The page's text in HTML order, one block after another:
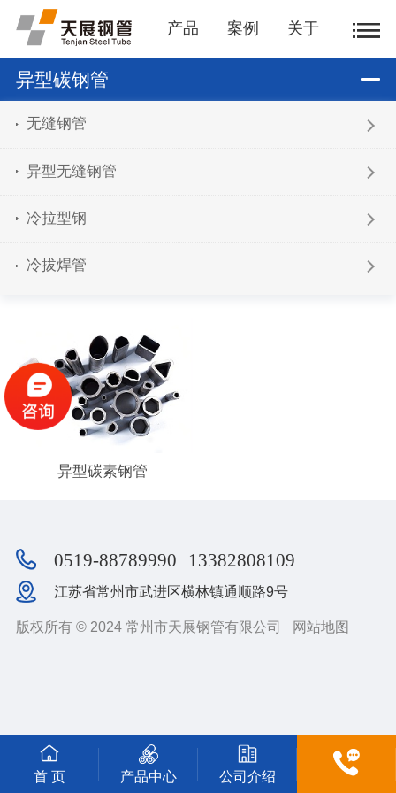
产品 案例 关于
异型碳钢管
无缝钢管
异型无缝钢管
冷拉型钢
冷拔焊管
异型碳素钢管
0519-88789990 13382808109
江苏省常州市武进区横林镇通顺路9号
版权所有 © 2024 常州市天展钢管有限公司 网站地图
首 页 产品中心 公司介绍